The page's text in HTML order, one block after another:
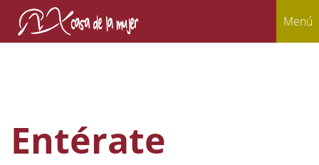
Menú
Entérate